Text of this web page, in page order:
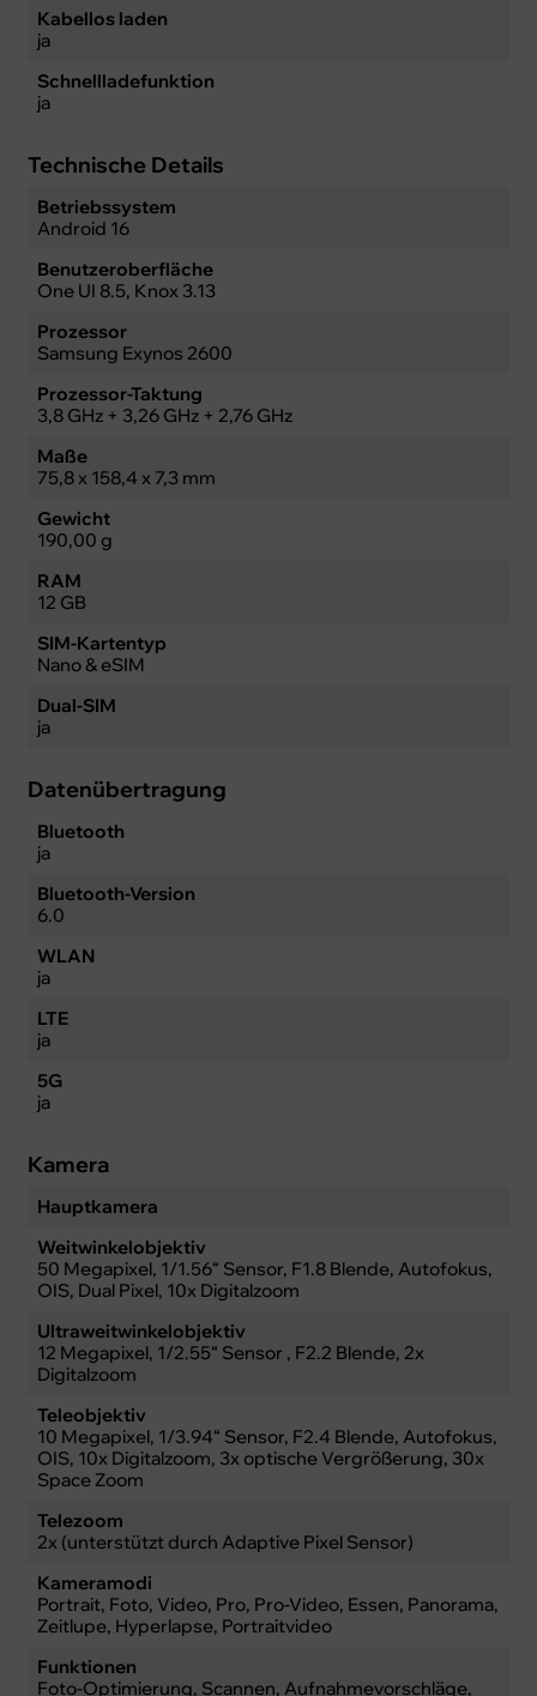
Kabellos laden
ja
Schnellladefunktion
ja
Technische Details
Betriebssystem
Android 16
Benutzeroberfläche
One UI 8.5, Knox 3.13
Prozessor
Samsung Exynos 2600
Prozessor-Taktung
3,8 GHz + 3,26 GHz + 2,76 GHz
Maße
75,8 x 158,4 x 7,3 mm
Gewicht
190,00 g
RAM
12 GB
SIM-Kartentyp
Nano & eSIM
Dual-SIM
ja
Datenübertragung
Bluetooth
ja
Bluetooth-Version
6.0
WLAN
ja
LTE
ja
5G
ja
Kamera
Hauptkamera
Weitwinkelobjektiv
50 Megapixel, 1/1.56“ Sensor, F1.8 Blende, Autofokus,
OIS, Dual Pixel, 10x Digitalzoom
Ultraweitwinkelobjektiv
12 Megapixel, 1/2.55“ Sensor , F2.2 Blende, 2x
Digitalzoom
Teleobjektiv
10 Megapixel, 1/3.94“ Sensor, F2.4 Blende, Autofokus,
OIS, 10x Digitalzoom, 3x optische Vergrößerung, 30x
Space Zoom
Telezoom
2x (unterstützt durch Adaptive Pixel Sensor)
Kameramodi
Portrait, Foto, Video, Pro, Pro-Video, Essen, Panorama,
Zeitlupe, Hyperlapse, Portraitvideo
Funktionen
Foto-Optimierung, Scannen, Aufnahmevorschläge,